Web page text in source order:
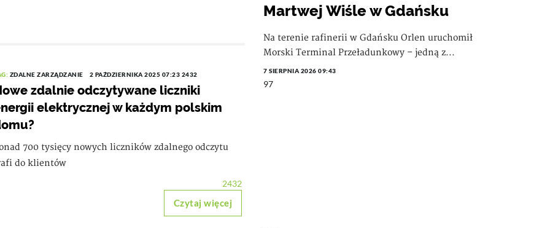
ZDALNE ZARZĄDZANIE 2 PAŹDZIERNIKA 2025 07:23 2432
zdalnie odczytywane liczniki
elektrycznej w każdym polskim
700 tysięcy nowych liczników zdalnego odczytu
do klientów
2432
Czytaj więcej
Martwej Wiśle w Gdańsku
Na terenie rafinerii w Gdańsku Orlen uruchomił
Morski Terminal Przeładunkowy – jedną z...
7 SIERPNIA 2026 09:43
97